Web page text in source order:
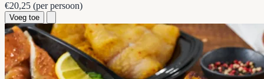
€20,25 (per persoon)
Voeg toe